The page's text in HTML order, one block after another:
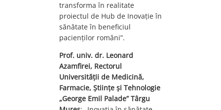
transforma în realitate
proiectul de Hub de Inovație în
sănătate în beneficiul
pacienților români”.
Prof. univ. dr. Leonard
Azamfirei, Rectorul
Universității de Medicină,
Farmacie, Științe și Tehnologie
„George Emil Palade” Târgu